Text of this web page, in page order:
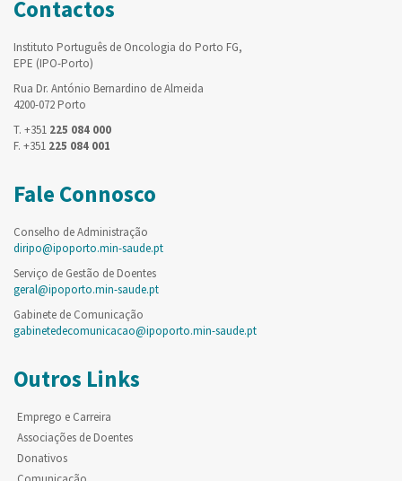
Contactos
Instituto Português de Oncologia do Porto FG,
EPE (IPO-Porto)
Rua Dr. António Bernardino de Almeida
4200-072 Porto
T. +351 225 084 000
F. +351 225 084 001
Fale Connosco
Conselho de Administração
diripo@ipoporto.min-saude.pt
Serviço de Gestão de Doentes
geral@ipoporto.min-saude.pt
Gabinete de Comunicação
gabinetedecomunicacao@ipoporto.min-saude.pt
Outros Links
Emprego e Carreira
Associações de Doentes
Donativos